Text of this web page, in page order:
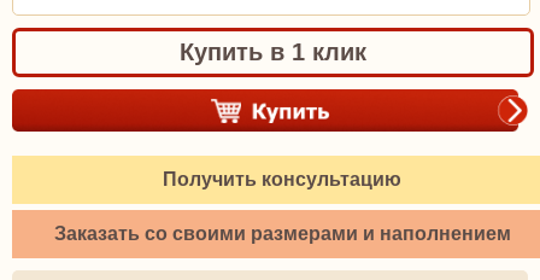
Купить в 1 клик
Получить консультацию
Заказать со своими размерами и наполнением